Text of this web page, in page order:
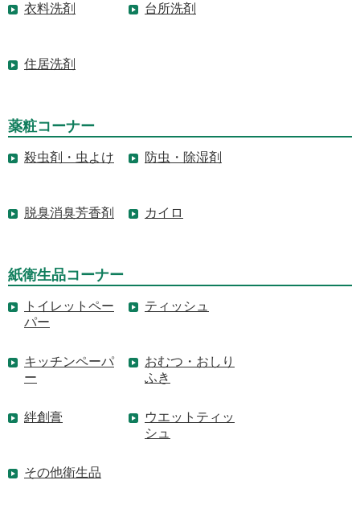
衣料洗剤 台所洗剤
住居洗剤
薬粧コーナー
殺虫剤・虫よけ 防虫・除湿剤
脱臭消臭芳香剤 カイロ
紙衛生品コーナー
トイレットペー
パー
ティッシュ
キッチンペーパ
ー
おむつ・おしり
ふき
絆創膏
ウエットティッ
シュ
その他衛生品